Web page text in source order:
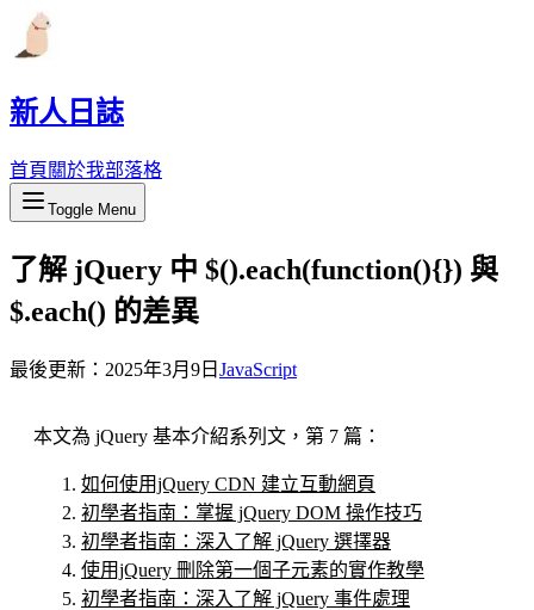
新人日誌
首頁 關於我部落格
Toggle Menu
了解 jQuery 中 $().each(function(){}) 與
$.each() 的差異
最後更新： 2025年3月9日 JavaScript
本文為 jQuery 基本介紹系列文，第 7 篇：
如何使用jQuery CDN 建立互動網頁
初學者指南：掌握 jQuery DOM 操作技巧
初學者指南：深入了解 jQuery 選擇器
使用jQuery 刪除第一個子元素的實作教學
初學者指南：深入了解 jQuery 事件處理